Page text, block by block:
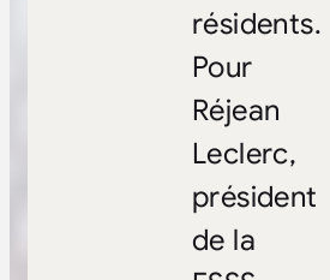
résidents.
Pour
Réjean
Leclerc,
président
de la